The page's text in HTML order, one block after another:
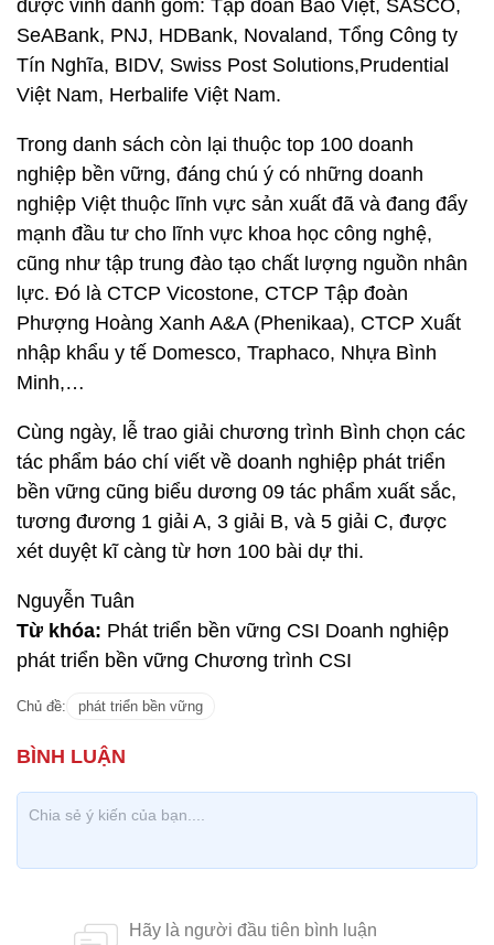
được vinh danh gồm: Tập đoàn Bảo Việt, SASCO,
SeABank, PNJ, HDBank, Novaland, Tổng Công ty
Tín Nghĩa, BIDV, Swiss Post Solutions,Prudential
Việt Nam, Herbalife Việt Nam.
Trong danh sách còn lại thuộc top 100 doanh
nghiệp bền vững, đáng chú ý có những doanh
nghiệp Việt thuộc lĩnh vực sản xuất đã và đang đẩy
mạnh đầu tư cho lĩnh vực khoa học công nghệ,
cũng như tập trung đào tạo chất lượng nguồn nhân
lực. Đó là CTCP Vicostone, CTCP Tập đoàn
Phượng Hoàng Xanh A&A (Phenikaa), CTCP Xuất
nhập khẩu y tế Domesco, Traphaco, Nhựa Bình
Minh,…
Cùng ngày, lễ trao giải chương trình Bình chọn các
tác phẩm báo chí viết về doanh nghiệp phát triển
bền vững cũng biểu dương 09 tác phẩm xuất sắc,
tương đương 1 giải A, 3 giải B, và 5 giải C, được
xét duyệt kĩ càng từ hơn 100 bài dự thi.
Nguyễn Tuân
Từ khóa: Phát triển bền vững CSI Doanh nghiệp
phát triển bền vững Chương trình CSI
Chủ đề: phát triển bền vững